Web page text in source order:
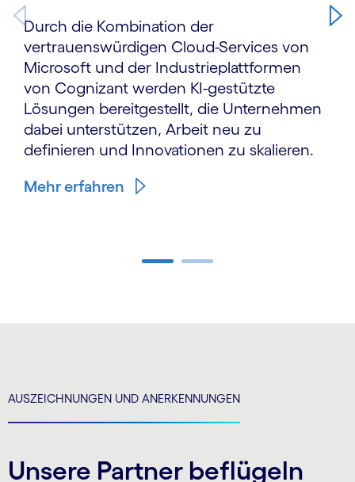
Durch die Kombination der
vertrauenswürdigen Cloud-Services von
Microsoft und der Industrieplattformen
von Cognizant werden KI-gestützte
Lösungen bereitgestellt, die Unternehmen
dabei unterstützen, Arbeit neu zu
definieren und Innovationen zu skalieren.
Mehr erfahren
AUSZEICHNUNGEN UND ANERKENNUNGEN
Unsere Partner beflügeln